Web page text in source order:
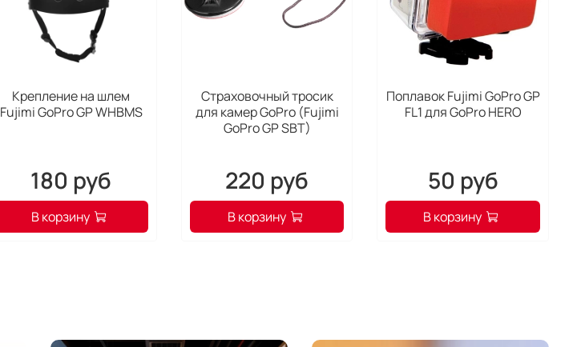
Крепление на шлем
Fujimi GoPro GP WHBMS
180 руб
В корзину
Страховочный тросик
для камер GoPro (Fujimi
GoPro GP SBT)
220 руб
В корзину
Поплавок Fujimi GoPro GP
FL1 для GoPro HERO
50 руб
В корзину